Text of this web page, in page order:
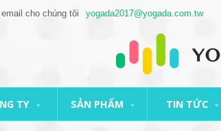
cho chúng tôi yogada2017@yogada.com.tw
TY SẢN PHẨM TIN TỨC